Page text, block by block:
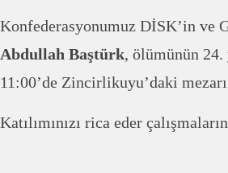
Konfederasyonumuz DİSK’in ve
Abdullah Baştürk, ölümünün 24.
11:00’de Zincirlikuyu’daki mezarı
Katılımınızı rica eder